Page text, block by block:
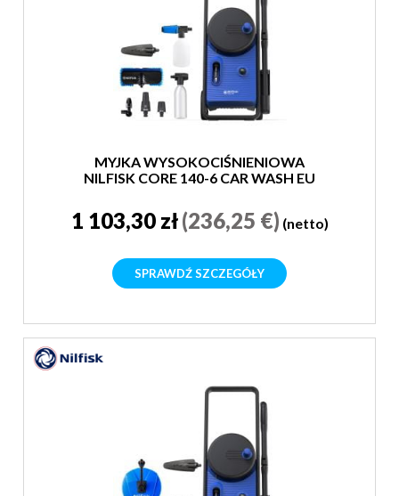
MYJKA WYSOKOCIŚNIENIOWA
NILFISK CORE 140-6 CAR WASH EU
1 103,30 zł(236,25 €) (netto)
SPRAWDŹ SZCZEGÓŁY